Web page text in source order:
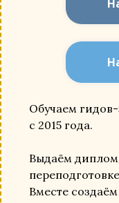
Обучаем гидов-
с 2015 года.
Выдаём
Вместе